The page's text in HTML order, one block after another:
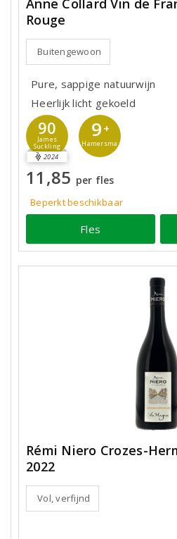
Anne Collard Vin de
Rouge
Buitengewoon
Pure, sappige natuurwijn
Heerlijk licht gekoeld
90
James
Suckling
2024
9 +
Hamersma
11,85 per fles
Beperkt beschikbaar
Fles
Rémi Niero Crozes-
2022
Vol, verfijnd